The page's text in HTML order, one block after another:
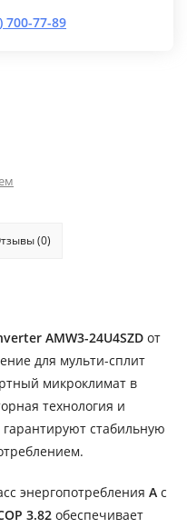
700-77-89
(0)
AMW3-24U4SZD от
для мульти-сплит
микроклимат в
технология и
гарантируют стабильную
энергопотребления A с
3.82 обеспечивает